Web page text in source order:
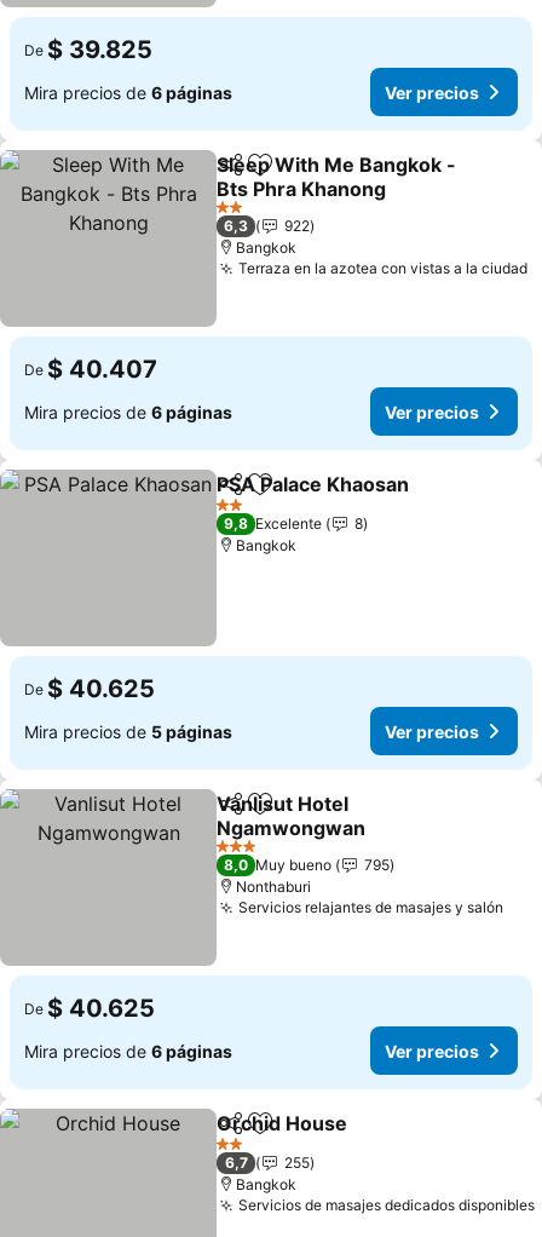
De $ 39.825
Mira precios de 6 páginas Ver precios
CompartirAgregar a favoritos
Sleep With Me Bangkok -
Bts Phra Khanong
Ver precios
2 Estrellas
6,3
922
Bangkok
Terraza en la azotea con vistas a la ciudad
De $ 40.407
Mira precios de 6 páginas Ver precios
CompartirAgregar a favoritos
PSA Palace Khaosan
2 Estrellas
9,8 Excelente
8
Bangkok
De $ 40.625
Mira precios de 5 páginas Ver precios
CompartirAgregar a favoritos
Vanlisut Hotel
Ngamwongwan
Ver precios
3 Estrellas
8,0 Muy bueno
795
Nonthaburi
Servicios relajantes de masajes y salón
De $ 40.625
Mira precios de 6 páginas Ver precios
CompartirAgregar a favoritos
Orchid House
2 Estrellas
6,7
255
Bangkok
Servicios de masajes dedicados disponibles